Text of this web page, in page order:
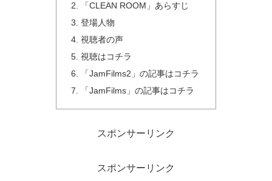
「CLEAN ROOM」あらすじ
登場人物
視聴者の声
視聴はコチラ
「JamFilms2」の記事はコチラ
「JamFilms」の記事はコチラ
スポンサーリンク
スポンサーリンク